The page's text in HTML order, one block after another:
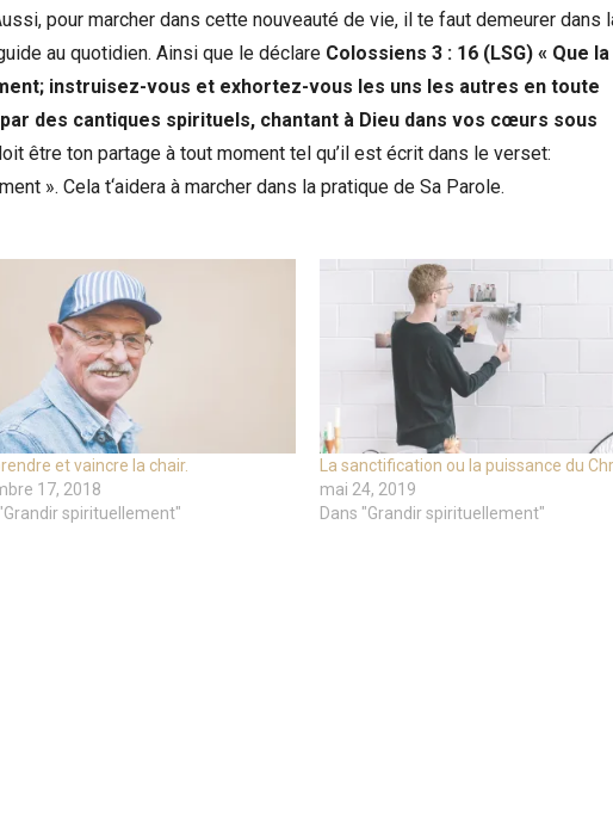
pour marcher dans cette nouveauté de vie, il te faut demeurer dans
au quotidien. Ainsi que le déclare Colossiens 3 : 16 (LSG) « Que la
instruisez-vous et exhortez-vous les uns les autres en toute
des cantiques spirituels, chantant à Dieu dans vos cœurs sous
être ton partage à tout moment tel qu’il est écrit dans le verset:
». Cela t‘aidera à marcher dans la pratique de Sa Parole.
et vaincre la chair.
17, 2018
spirituellement"
La sanctification ou la puissance du
mai 24, 2019
Dans "Grandir spirituellement"